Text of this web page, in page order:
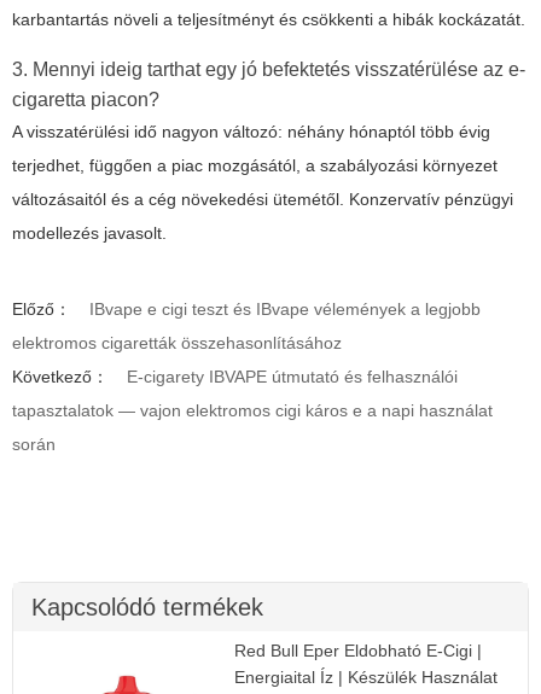
karbantartás növeli a teljesítményt és csökkenti a hibák kockázatát.
3. Mennyi ideig tarthat egy jó befektetés visszatérülése az e-
cigaretta piacon?
A visszatérülési idő nagyon változó: néhány hónaptól több évig
terjedhet, függően a piac mozgásától, a szabályozási környezet
változásaitól és a cég növekedési ütemétől. Konzervatív pénzügyi
modellezés javasolt.
Előző：
IBvape e cigi teszt és IBvape vélemények a legjobb
elektromos cigaretták összehasonlításához
Következő：
E-cigarety IBVAPE útmutató és felhasználói
tapasztalatok — vajon elektromos cigi káros e a napi használat
során
Kapcsolódó termékek
Red Bull Eper Eldobható E-Cigi |
Energiaital Íz | Készülék Használat